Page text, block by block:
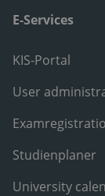
E-Services
KIS-Portal
User
Studienplaner
University